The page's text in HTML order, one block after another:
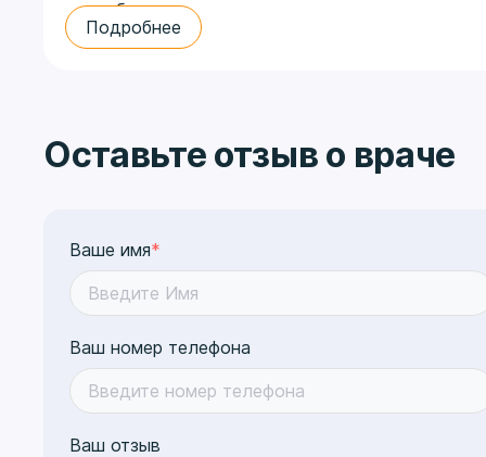
способностями, что стало редкостью в наши
Подробнее
Оставьте отзыв о враче
Ваше имя*
Ваш номер телефона
Ваш отзыв